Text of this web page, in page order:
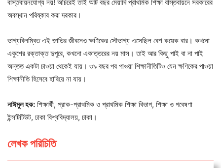
বাস্তবায়নযোগ্য নয়! অচিরেই তাই আট বছর মেয়াদি প্রাথমিক শিক্ষা বাস্তবায়নে সরকারের
অবস্থান পরিষ্কার করা দরকার।
ভাগ্যবিলম্বিত এই জাতির জীবনেও ক্ষণিকের সৌভাগ্য এসেছিল বেশ কয়েক বার। কখনো
একুশের রক্তাক্ত দুপুরে, কখনো একাত্তরের নয় মাস। তাই আর কিছু পাই বা না পাই
অন্তত একটা চাওয়া থেকেই যায়। ৩৯ বছর পর পাওয়া শিক্ষানীতিটিও যেন ক্ষণিকের পাওয়া
শিক্ষানীতি হিসেবে হারিয়ে না যায়।
নাঈমুল হক: শিক্ষার্থী, প্রাক-প্রাথমিক ও প্রাথমিক শিক্ষা বিভাগ, শিক্ষা ও গবেষণা
ইন্সটিটিউট, ঢাকা বিশ্ববিদ্যালয়, ঢাকা।
লেখক পরিচিতি